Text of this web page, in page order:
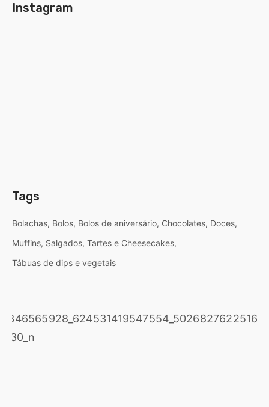
Instagram
Tags
Bolachas Bolos Bolos de aniversário Chocolates Doces
Muffins Salgados Tartes e Cheesecakes
Tábuas de dips e vegetais